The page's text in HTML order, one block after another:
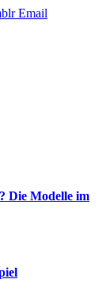
Email
Die Modelle im